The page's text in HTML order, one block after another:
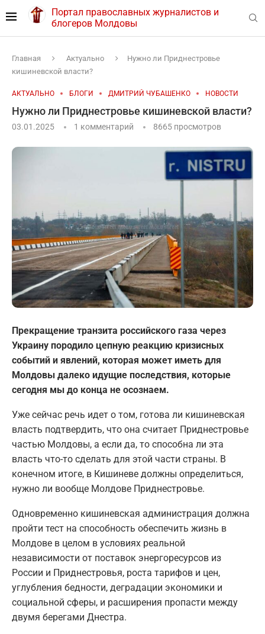
Портал православных журналистов и
блогеров Молдовы
Главная Актуально
Нужно ли Приднестровье
кишиневской власти?
АКТУАЛЬНО БЛОГИ ДМИТРИЙ ЧУБАШЕНКО НОВОСТИ
Нужно ли Приднестровье кишиневской власти?
03.01.2025 1 комментарий 8665 просмотров
Прекращение транзита российского газа через
Украину породило цепную реакцию кризисных
событий и явлений, которая может иметь для
Молдовы далеко идущие последствия, которые
сегодня мы до конца не осознаем.
Уже сейчас речь идет о том, готова ли кишиневская
власть подтвердить, что она считает Приднестровье
частью Молдовы, а если да, то способна ли эта
власть что-то сделать для этой части страны. В
конечном итоге, в Кишиневе должны определиться,
нужно ли вообще Молдове Приднестровье.
Одновременно кишиневская администрация должна
пройти тест на способность обеспечить жизнь в
Молдове в целом в условиях реальной
независимости от поставок энергоресурсов из
России и Приднестровья, роста тарифов и цен,
углубления бедности, деградации экономики и
социальной сферы, и расширения пропасти между
двумя берегами Днестра.